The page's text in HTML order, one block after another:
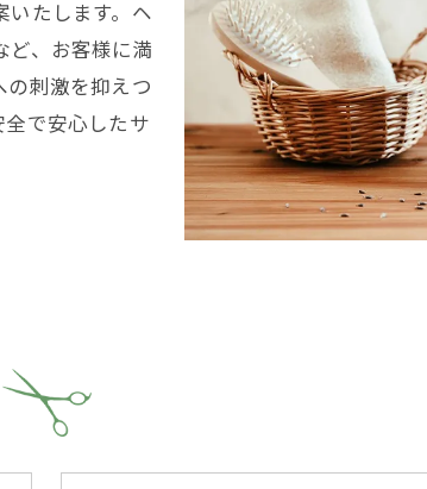
いたします。ヘ
ど、お客様に満
の刺激を抑えつ
で安心したサ